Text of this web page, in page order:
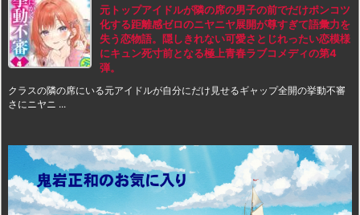
元トップアイドルが隣の席の男子の前でだけポンコツ
化する距離感ゼロのニヤニヤ展開が尊すぎて語彙力を
失う恋物語。隠しきれない可愛さとじれったい恋模様
にキュン死寸前となる極上青春ラブコメディの第4
弾。
クラスの隣の席にいる元アイドルが自分にだけ見せるギャップ全開の挙動不審
さにニヤニ ...